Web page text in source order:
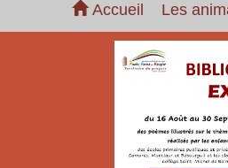
Accueil Les